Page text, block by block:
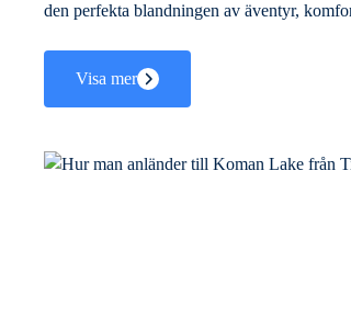
den perfekta blandningen av äventyr,
Visa mer